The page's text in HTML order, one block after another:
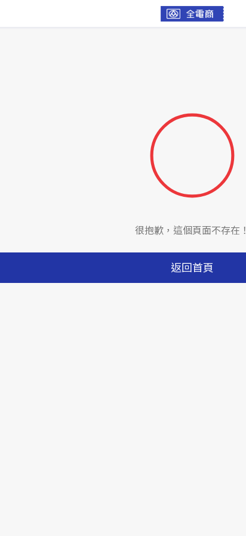
很抱歉，這個頁面不存在！
返回首頁